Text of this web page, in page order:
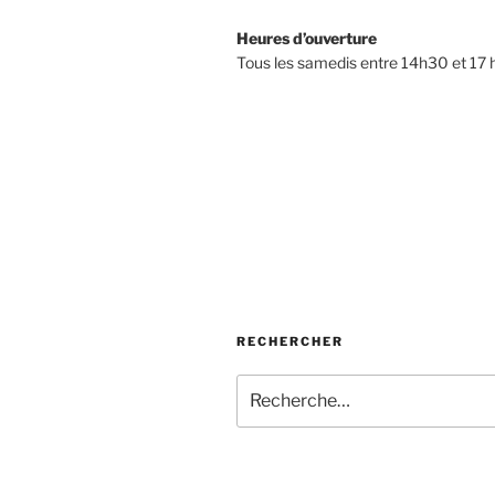
Heures d’ouverture
Tous les samedis entre 14h30 et 17
RECHERCHER
pour
: